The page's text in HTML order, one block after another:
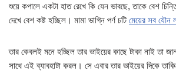
শুয়ে কপালে একটা হাত রেখে কি যেন ভাবছে, তাকে বেশ
দেখে বেশ কষ্ট হচ্ছিল। মামা ভাগ্নি পর্ণ চটি মেয়ের সব যৌন
তার কেবলই মনে হচ্ছিল তার ভাইয়ের কাছে টাকা নাই তা
সাথে এই ব্যাবহাটা করল। সে এবার তার ভাইয়ের দিকে